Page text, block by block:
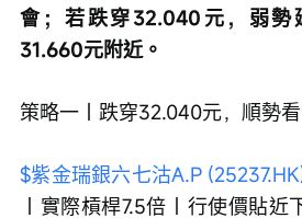
會；若跌穿32.040元，弱勢
31.660元附近。
策略一｜跌穿32.040元，順勢
$紫金瑞銀六七沽A.P
｜實際槓桿7.5倍｜行使價貼近